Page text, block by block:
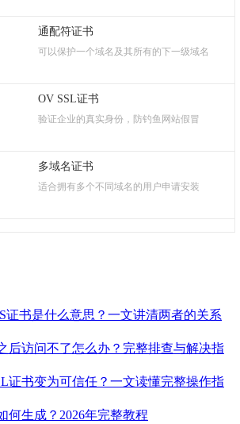
通配符证书
可以保护一个域名及其所有的下一级域名
OV SSL证书
验证企业的真实身份，防钓鱼网站假冒
多域名证书
适合拥有多个不同域名的用户申请安装
证书是什么意思？一文讲清两者的关系
后访问不了怎么办？完整排查与解决指
证书变为可信任？一文读懂完整操作指
何生成？2026年完整教程